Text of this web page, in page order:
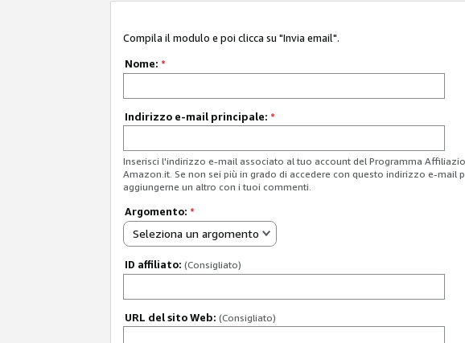
Compila il modulo e poi clicca su "Invia email".
Nome: *
Indirizzo e-mail principale: *
Inserisci l'indirizzo e-mail associato al tuo account del Programma
Amazon.it. Se non sei più in grado di accedere con questo indirizzo e-mail
aggiungerne un altro con i tuoi commenti.
Argomento: *
Seleziona un argomento
ID affiliato: (Consigliato)
URL del sito Web: (Consigliato)